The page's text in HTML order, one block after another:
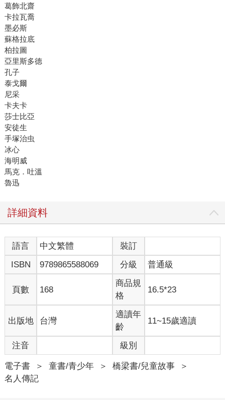
葛飾北齋
卡拉瓦喬
墨必斯
蘇格拉底
柏拉圖
亞里斯多德
孔子
泰戈爾
尼采
卡夫卡
莎士比亞
安徒生
手塚治虫
冰心
海明威
馬克．吐溫
魯迅
詳細資料
語言 中文繁體
裝訂
ISBN
9789865588069 分級 普通級
頁數 168
商品規
格
16.5*23
出版地 台灣
適讀年
齡
11~15歲適讀
注音 級別
電子書 ＞ 童書/青少年 ＞ 橋梁書/兒童故事
＞
名人傳記